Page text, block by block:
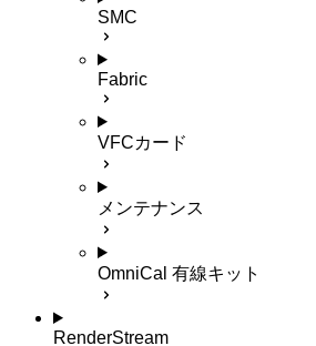
SMC
Fabric
VFCカード
メンテナンス
OmniCal 有線キット
RenderStream